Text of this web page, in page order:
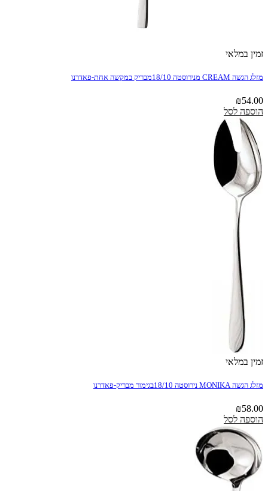
זמין במלאי
מזלג הגשה CREAM מנירוסטה 18/10מבריק במקשה אחת-פאדרנו
₪54.00
הוספה לסל
זמין במלאי
מזלג הגשה MONIKA נירוסטה 18/10בגימור מבריק-פאדרנו
₪58.00
הוספה לסל